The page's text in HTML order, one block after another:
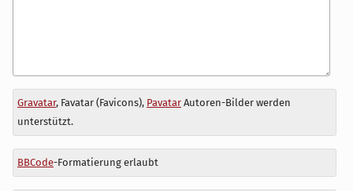
Antwort
zu
Gravatar, Favatar (Favicons), PavatarAutoren-Bilder werden
unterstützt.
BBCode-Formatierung erlaubt